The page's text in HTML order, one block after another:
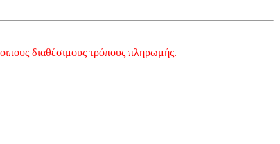
διαθέσιμους τρόπους πληρωμής.